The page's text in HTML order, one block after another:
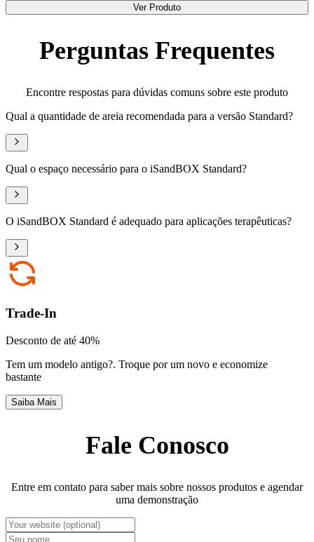
Ver Produto
Perguntas Frequentes
Encontre respostas para dúvidas comuns sobre este produto
Qual a quantidade de areia recomendada para a versão Standard?
Qual o espaço necessário para o iSandBOX Standard?
O iSandBOX Standard é adequado para aplicações terapêuticas?
Trade-In
Desconto de até 40%
Tem um modelo antigo?. Troque por um novo e economize
bastante
Saiba Mais
Fale Conosco
Entre em contato para saber mais sobre nossos produtos e agendar
uma demonstração